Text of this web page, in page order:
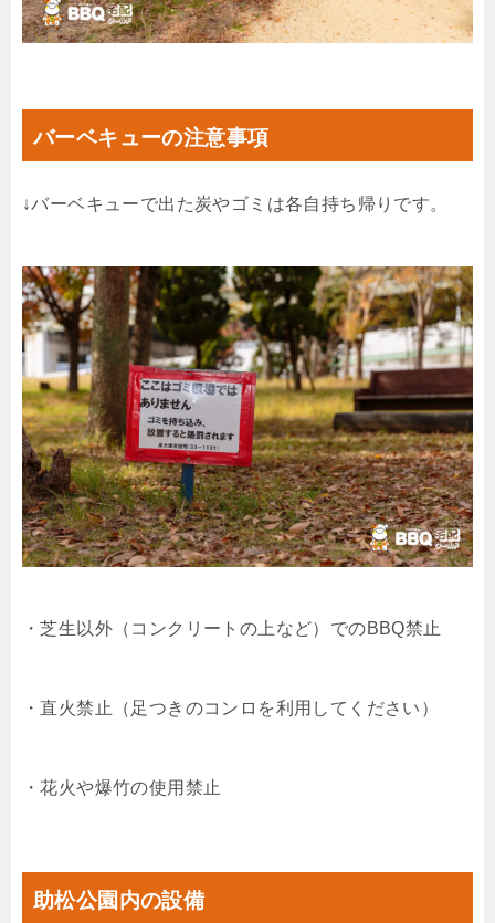
バーベキューの注意事項
↓バーベキューで出た炭やゴミは各自持ち帰りです。
・芝生以外（コンクリートの上など）でのBBQ禁止
・直火禁止（足つきのコンロを利用してください）
・花火や爆竹の使用禁止
助松公園内の設備